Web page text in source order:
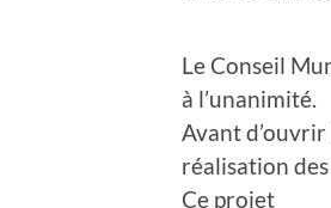
Le Conseil
à l’unanimité.
Avant d’ouvrir
réalisation
Ce projet